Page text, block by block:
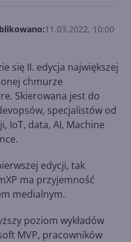
11.03.2022, 10:00
się II. edycja największej
chmurze
Skierowana jest do
specjalistów od
IoT, data, AI, Machine
edycji, tak
ma przyjemność
medialnym.
poziom wykładów
MVP, pracowników